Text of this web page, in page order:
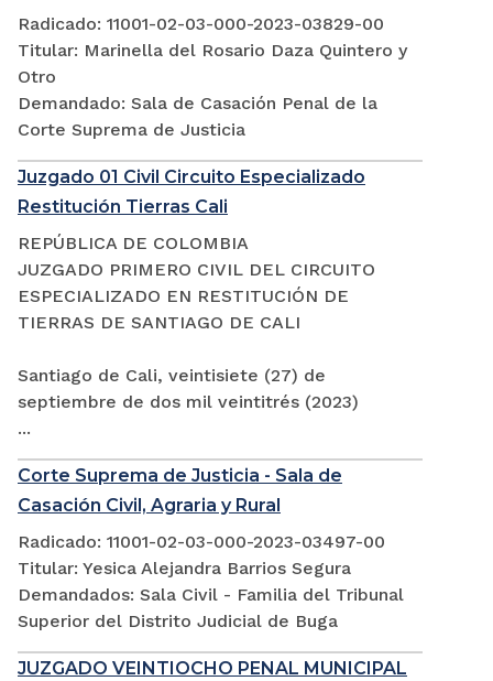
Radicado: 11001-02-03-000-2023-03829-00
Titular: Marinella del Rosario Daza Quintero y
Otro
Demandado: Sala de Casación Penal de la
Corte Suprema de Justicia
Juzgado 01 Civil Circuito Especializado
Restitución Tierras Cali
REPÚBLICA DE COLOMBIA
JUZGADO PRIMERO CIVIL DEL CIRCUITO
ESPECIALIZADO EN RESTITUCIÓN DE
TIERRAS DE SANTIAGO DE CALI
Santiago de Cali, veintisiete (27) de
septiembre de dos mil veintitrés (2023)
...
Corte Suprema de Justicia - Sala de
Casación Civil, Agraria y Rural
Radicado: 11001-02-03-000-2023-03497-00
Titular: Yesica Alejandra Barrios Segura
Demandados: Sala Civil - Familia del Tribunal
Superior del Distrito Judicial de Buga
JUZGADO VEINTIOCHO PENAL MUNICIPAL